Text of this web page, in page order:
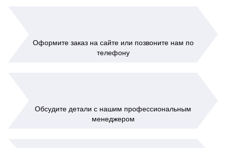
Оформите заказ на сайте или позвоните нам по
телефону
Обсудите детали с нашим профессиональным
менеджером